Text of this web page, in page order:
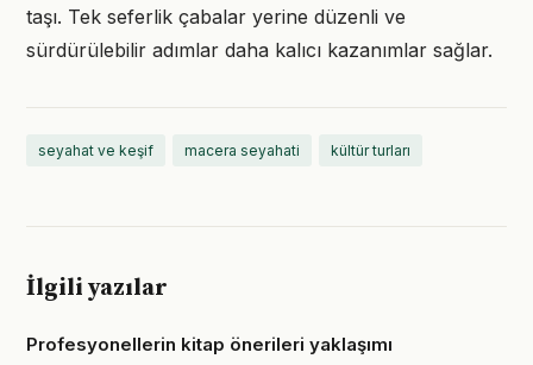
taşı. Tek seferlik çabalar yerine düzenli ve
sürdürülebilir adımlar daha kalıcı kazanımlar sağlar.
seyahat ve keşif macera seyahati kültür turları
İlgili yazılar
Profesyonellerin kitap önerileri yaklaşımı